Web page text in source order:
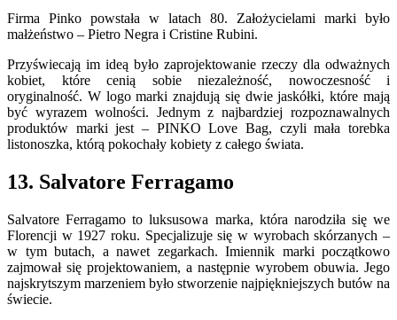
Firma Pinko powstała w latach 80. Założycielami marki było
małżeństwo – Pietro Negra i Cristine Rubini.
Przyświecają im ideą było zaprojektowanie rzeczy dla odważnych
kobiet, które cenią sobie niezależność, nowoczesność i
oryginalność. W logo marki znajdują się dwie jaskółki, które mają
być wyrazem wolności. Jednym z najbardziej rozpoznawalnych
produktów marki jest – PINKO Love Bag, czyli mała torebka
listonoszka, którą pokochały kobiety z całego świata.
13. Salvatore Ferragamo
Salvatore Ferragamo to luksusowa marka, która narodziła się we
Florencji w 1927 roku. Specjalizuje się w wyrobach skórzanych –
w tym butach, a nawet zegarkach. Imiennik marki początkowo
zajmował się projektowaniem, a następnie wyrobem obuwia. Jego
najskrytszym marzeniem było stworzenie najpiękniejszych butów na
świecie.